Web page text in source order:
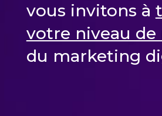
vous invitons à
votre niveau
du marketing